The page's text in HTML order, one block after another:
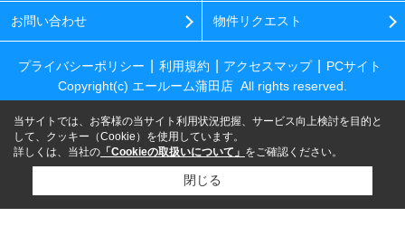
お問い合わせ 物件リクエスト
プライバシーポリシー 利用規約 アクセスマップ
PCサイト
Copyright(c) エールーム蒲田店 All rights reserved.
当サイトでは、お客様の当サイト利用状況把握、サービス向上検討を目的と
して、クッキー（Cookie）を使用しています。
詳しくは、当社の 「Cookieの取扱いについて」 をご確認ください。
閉じる